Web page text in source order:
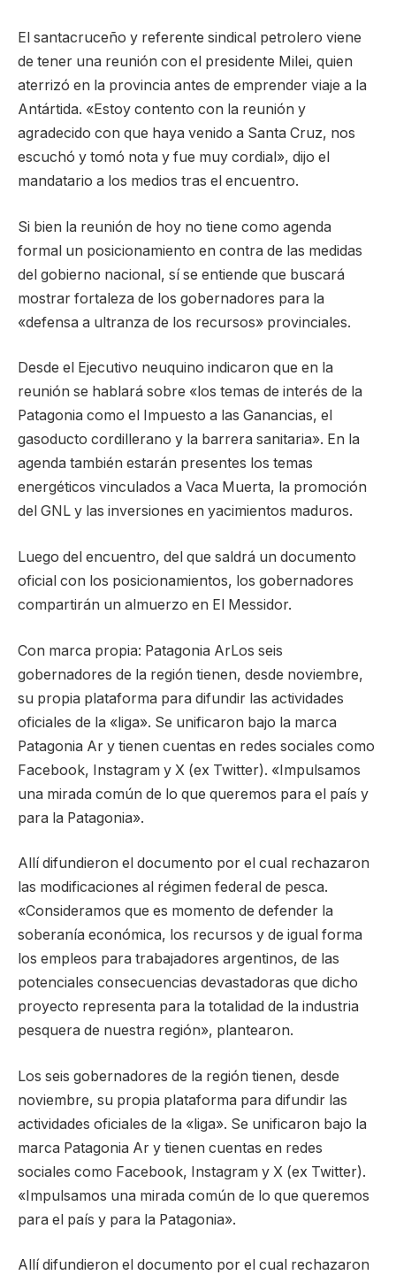
El santacruceño y referente sindical petrolero viene
de tener una reunión con el presidente Milei, quien
aterrizó en la provincia antes de emprender viaje a la
Antártida. «Estoy contento con la reunión y
agradecido con que haya venido a Santa Cruz, nos
escuchó y tomó nota y fue muy cordial», dijo el
mandatario a los medios tras el encuentro.
Si bien la reunión de hoy no tiene como agenda
formal un posicionamiento en contra de las medidas
del gobierno nacional, sí se entiende que buscará
mostrar fortaleza de los gobernadores para la
«defensa a ultranza de los recursos» provinciales.
Desde el Ejecutivo neuquino indicaron que en la
reunión se hablará sobre «los temas de interés de la
Patagonia como el Impuesto a las Ganancias, el
gasoducto cordillerano y la barrera sanitaria». En la
agenda también estarán presentes los temas
energéticos vinculados a Vaca Muerta, la promoción
del GNL y las inversiones en yacimientos maduros.
Luego del encuentro, del que saldrá un documento
oficial con los posicionamientos, los gobernadores
compartirán un almuerzo en El Messidor.
Con marca propia: Patagonia ArLos seis
gobernadores de la región tienen, desde noviembre,
su propia plataforma para difundir las actividades
oficiales de la «liga». Se unificaron bajo la marca
Patagonia Ar y tienen cuentas en redes sociales como
Facebook, Instagram y X (ex Twitter). «Impulsamos
una mirada común de lo que queremos para el país y
para la Patagonia».
Allí difundieron el documento por el cual rechazaron
las modificaciones al régimen federal de pesca.
«Consideramos que es momento de defender la
soberanía económica, los recursos y de igual forma
los empleos para trabajadores argentinos, de las
potenciales consecuencias devastadoras que dicho
proyecto representa para la totalidad de la industria
pesquera de nuestra región», plantearon.
Los seis gobernadores de la región tienen, desde
noviembre, su propia plataforma para difundir las
actividades oficiales de la «liga». Se unificaron bajo la
marca Patagonia Ar y tienen cuentas en redes
sociales como Facebook, Instagram y X (ex Twitter).
«Impulsamos una mirada común de lo que queremos
para el país y para la Patagonia».
Allí difundieron el documento por el cual rechazaron